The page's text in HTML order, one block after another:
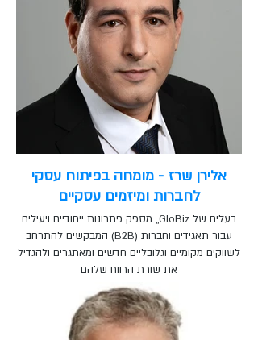
אלירן שרז - מומחה בפיתוח עסקי
לחברות ומיזמים עסקיים
בעלים של GloBiz,, מספק פתרונות ייחודיים ויעילים
עבור תאגידים וחברות (B2B) המבקשים להתרחב
לשווקים מקומיים וגלובליים חדשים ומאתגרים ולהגדיל
את שורת הרווח שלהם